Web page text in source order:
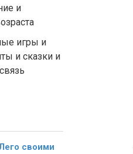
и
игры и
и сказки и
своими